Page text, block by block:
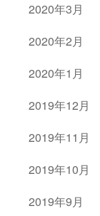
2020年3月
2020年2月
2020年1月
2019年12月
2019年11月
2019年10月
2019年9月